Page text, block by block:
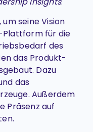
seine Vision
Plattform für die
des
das Produkt-
Dazu
das
Außerdem
Präsenz auf